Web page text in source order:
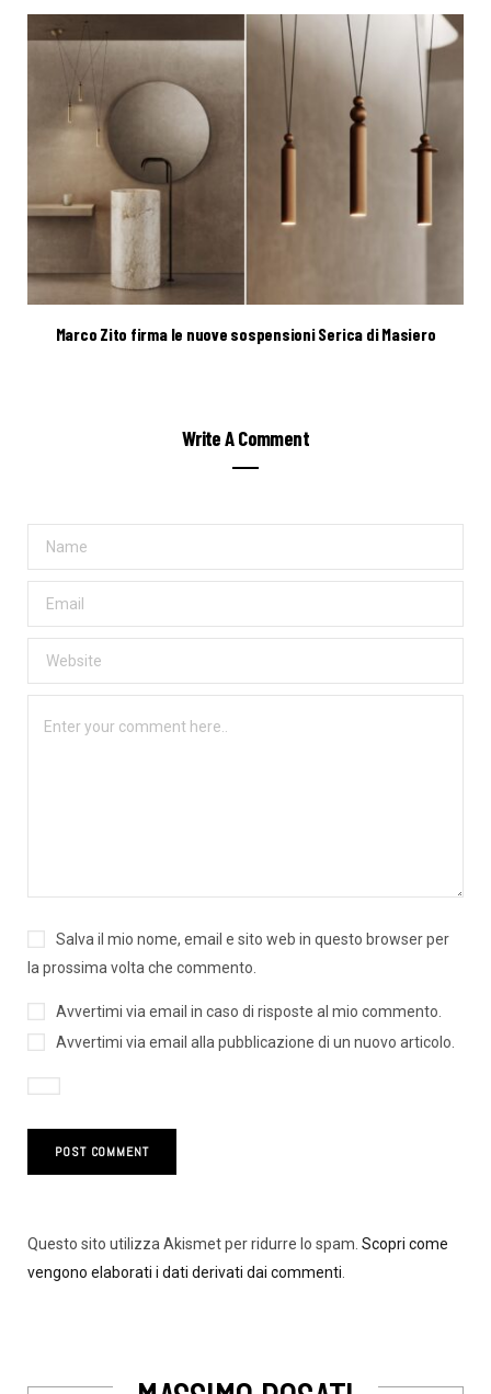
Marco Zito firma le nuove sospensioni Serica di Masiero
Write A Comment
Salva il mio nome, email e sito web in questo browser per
la prossima volta che commento.
Avvertimi via email in caso di risposte al mio commento.
Avvertimi via email alla pubblicazione di un nuovo articolo.
Questo sito utilizza Akismet per ridurre lo spam. Scopri come
vengono elaborati i dati derivati dai commenti